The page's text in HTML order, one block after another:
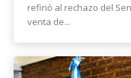
refirió al rechazo del
venta de...